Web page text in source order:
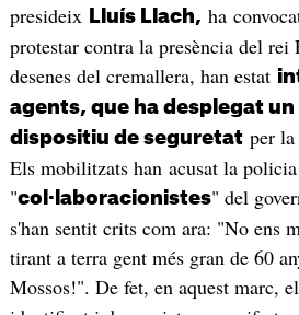
presideix
Lluís Llach, ha
protestar contra la presència del
desenes del cremallera, han estat
agents, que ha desplegat
dispositiu de seguretatper la
Els mobilitzats han acusat la
"col·laboracionistes" del
s'han sentit crits com ara: "No ens
tirant a terra gent més gran de 60
Mossos!". De fet, en aquest marc,